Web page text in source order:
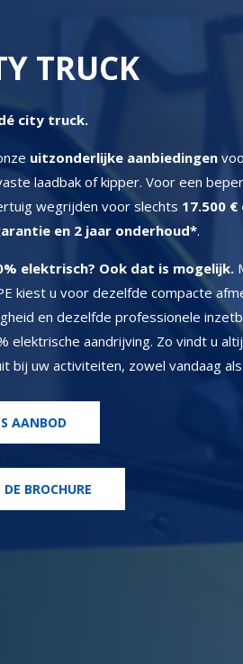
TRUCK
city truck.
uitzonderlijke aanbiedingen
laadbak of kipper. Voor een
wegrijden voor slechts 17.500
en 2 jaar onderhoud*.
elektrisch? Ook dat is mogelijk.
kiest u voor dezelfde compacte
en dezelfde professionele
elektrische aandrijving. Zo vindt u
bij uw activiteiten, zowel vandaag
AANBOD
BROCHURE